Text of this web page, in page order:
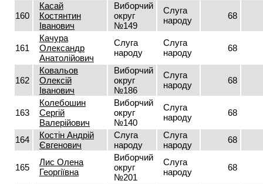
160
Касай
Костянтин
Іванович
Виборчий
округ
№149
Слуга
народу
68
161
Качура
Олександр
Анатолійович
Слуга
народу
Слуга
народу
68
162
Ковальов
Олексій
Іванович
Виборчий
округ
№186
Слуга
народу
68
163
Колебошин
Сергій
Валерійович
Виборчий
округ
№140
Слуга
народу
68
164
Костін Андрій
Євгенович
Слуга
народу
Слуга
народу
68
165
Лис Олена
Георгіївна
Виборчий
округ
№201
Слуга
народу
68